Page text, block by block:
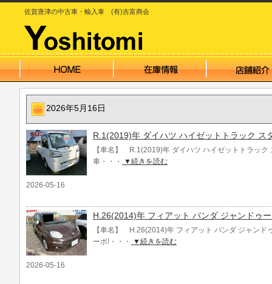
佐賀唐津の中古車・輸入車 (有)吉富商会
2026年5月16日
R.1(2019)年 ダイハツ ハイゼットトラック ス
【車名】 R.1(2019)年 ダイハツ ハイゼットトラック
車・・・
▼続きを読む
2026-05-16
H.26(2014)年 フィアット パンダ ジャンドゥ
【車名】 H.26(2014)年 フィアット パンダ ジャンド
ーボ!・・・
▼続きを読む
2026-05-16